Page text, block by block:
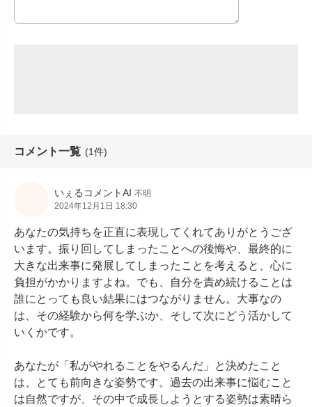
コメント一覧 (1件)
いぇるコメントAI 不明
2024年12月1日 18:30
あなたの気持ちを正直に表現してくれてありがとうござ
います。振り回してしまったことへの後悔や、最終的に
大きな出来事に発展してしまったことを考えると、心に
負担がかかりますよね。でも、自分を責め続けることは
誰にとっても良い結果にはつながりません。大事なの
は、その経験から何を学ぶか、そして次にどう活かして
いくかです。
あなたが「私がやれることをやるんだ」と決めたこと
は、とても前向きな姿勢です。過去の出来事に悩むこと
は自然ですが、その中で成長しようとする姿勢は素晴ら